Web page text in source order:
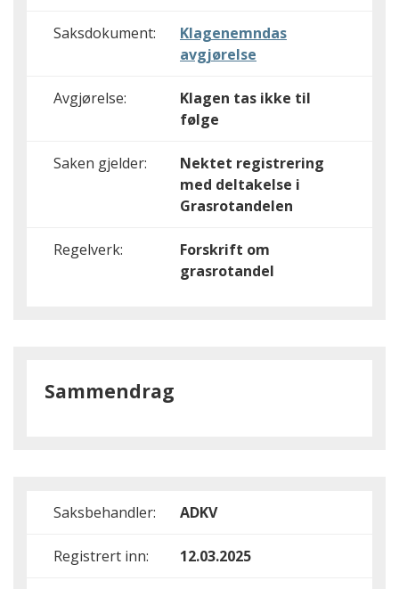
Saksdokument:
Klagenemndas
avgjørelse
Avgjørelse:
Klagen tas ikke til
følge
Saken gjelder:
Nektet registrering
med deltakelse i
Grasrotandelen
Regelverk:
Forskrift om
grasrotandel
Sammendrag
Saksbehandler: ADKV
Registrert inn: 12.03.2025